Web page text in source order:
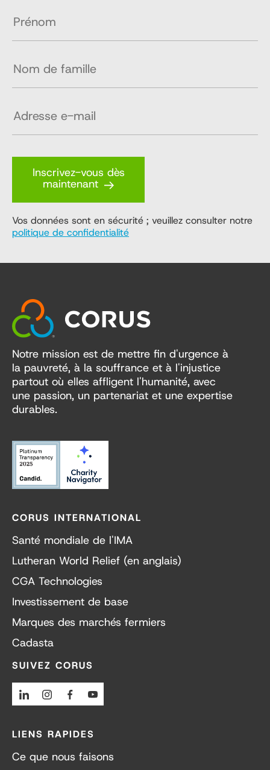
Inscrivez-vous dès
maintenant
Vos données sont en sécurité ; veuillez consulter notre
politique de confidentialité
Notre mission est de mettre fin d'urgence à
la pauvreté, à la souffrance et à l'injustice
partout où elles affligent l'humanité, avec
une passion, un partenariat et une expertise
durables.
CORUS INTERNATIONAL
Santé mondiale de l'IMA
Lutheran World Relief (en anglais)
CGA Technologies
Investissement de base
Marques des marchés fermiers
Cadasta
SUIVEZ CORUS
LinkedinInstagramFacebook
LIENS RAPIDES
Ce que nous faisons